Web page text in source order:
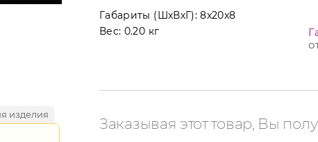
изделия
Габариты (ШхВхГ):8x20x8
Вес: 0.20 кг
Заказывая этот товар, Вы